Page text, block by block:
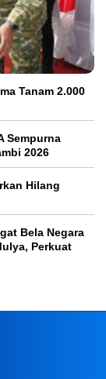
Tanam 2.000
Sempurna
2026
Hilang
Bela Negara
Perkuat